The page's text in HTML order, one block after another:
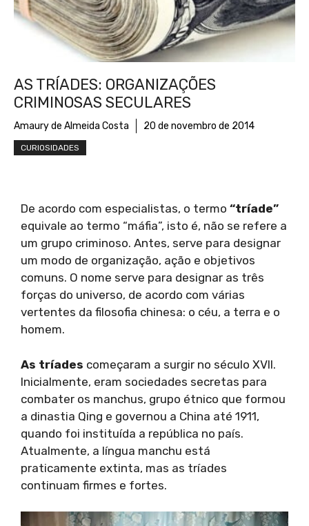
AS TRÍADES: ORGANIZAÇÕES
CRIMINOSAS SECULARES
Amaury de Almeida Costa 20 de novembro de 2014
CURIOSIDADES
De acordo com especialistas, o termo “tríade”
equivale ao termo “máfia”, isto é, não se refere a
um grupo criminoso. Antes, serve para designar
um modo de organização, ação e objetivos
comuns. O nome serve para designar as três
forças do universo, de acordo com várias
vertentes da filosofia chinesa: o céu, a terra e o
homem.
As tríades começaram a surgir no século XVII.
Inicialmente, eram sociedades secretas para
combater os manchus, grupo étnico que formou
a dinastia Qing e governou a China até 1911,
quando foi instituída a república no país.
Atualmente, a língua manchu está
praticamente extinta, mas as tríades
continuam firmes e fortes.